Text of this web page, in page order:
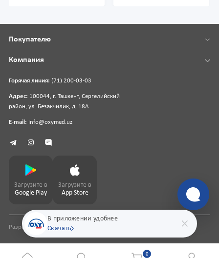
В приложении удобнее
Скачать
Горячая линия: (71) 200-03-03
Адрес: 100044, г. Ташкент, Сергелийский
район, ул. Безакчилик, д. 18А
E-mail: info@oxymed.uz
Покупателю
Компания
Загрузите в
Google Play
Загрузите в
App Store
Разработка сайтаpharmit.uz
0